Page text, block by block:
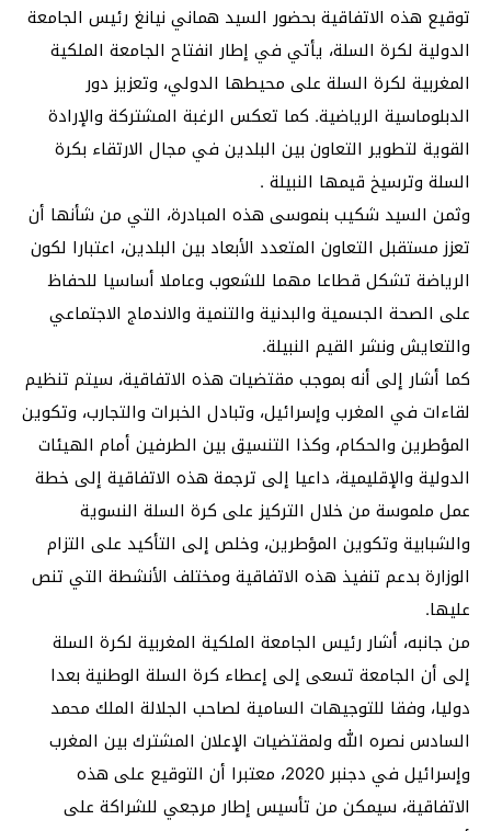
توقيع هذه الاتفاقية بحضور السيد هماني نيانغ رئيس الجامعة
الدولية لكرة السلة، يأتي في إطار انفتاح الجامعة الملكية
المغربية لكرة السلة على محيطها الدولي، وتعزيز دور
الدبلوماسية الرياضية. كما تعكس الرغبة المشتركة والإرادة
القوية لتطوير التعاون بين البلدين في مجال الارتقاء بكرة
السلة وترسيخ قيمها النبيلة .
وثمن السيد شكيب بنموسى هذه المبادرة، التي من شأنها أن
تعزز مستقبل التعاون المتعدد الأبعاد بين البلدين، اعتبارا لكون
الرياضة تشكل قطاعا مهما للشعوب وعاملا أساسيا للحفاظ
على الصحة الجسمية والبدنية والتنمية والاندماج الاجتماعي
والتعايش ونشر القيم النبيلة.
كما أشار إلى أنه بموجب مقتضيات هذه الاتفاقية، سيتم تنظيم
لقاءات في المغرب وإسرائيل، وتبادل الخبرات والتجارب، وتكوين
المؤطرين والحكام، وكذا التنسيق بين الطرفين أمام الهيئات
الدولية والإقليمية، داعيا إلى ترجمة هذه الاتفاقية إلى خطة
عمل ملموسة من خلال التركيز على كرة السلة النسوية
والشبابية وتكوين المؤطرين، وخلص إلى التأكيد على التزام
الوزارة بدعم تنفيذ هذه الاتفاقية ومختلف الأنشطة التي تنص
عليها.
من جانبه، أشار رئيس الجامعة الملكية المغربية لكرة السلة
إلى أن الجامعة تسعى إلى إعطاء كرة السلة الوطنية بعدا
دوليا، وفقا للتوجيهات السامية لصاحب الجلالة الملك محمد
السادس نصره الله ولمقتضيات الإعلان المشترك بين المغرب
وإسرائيل في دجنبر 2020، معتبرا أن التوقيع على هذه
الاتفاقية، سيمكن من تأسيس إطار مرجعي للشراكة على